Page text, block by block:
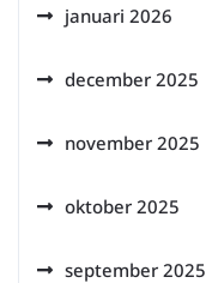
januari 2026
december 2025
november 2025
oktober 2025
september 2025